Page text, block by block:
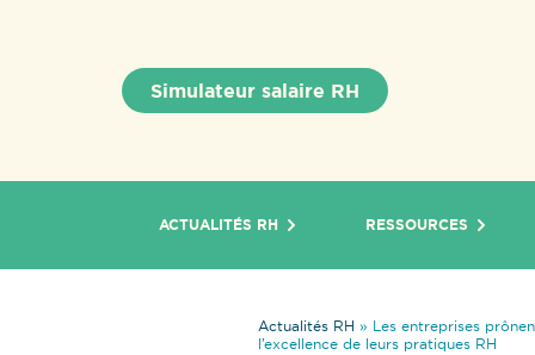
Simulateur salaire RH
ACTUALITÉS RH RESSOURCES
Actualités RH » Les entreprises
l’excellence de leurs pratiques RH